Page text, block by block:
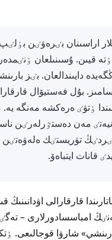
اراسىنان بٸرەۋٸن
قيىن. ۇسىنىلعان
دايىندالعان. بٸز
بۇل فەستيۆال
ٶتۋٸ ەرەكشە مەنگە يە.
مەن دەستٷرلەرٸن
تۋريستٸك ەلەۋەتٸن
قانات ايتباەۆ.
قارقارالى
امباسسادورلارى –
شارۋا قوجالىعى.